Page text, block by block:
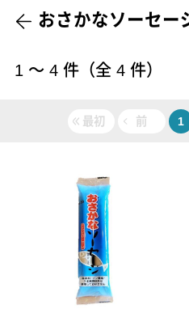
おさかなソーセー
1 〜 4 件（全 4 件）
最初 前 1